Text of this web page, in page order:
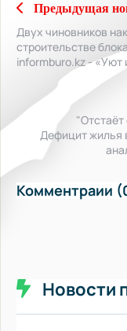
Предыдущая
Двух чиновников
строительстве
informburo.kz - «Уют
Дефицит жилья
Комментраии
Новости